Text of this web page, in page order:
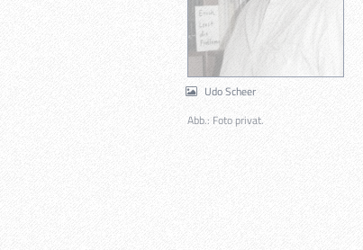
Udo Scheer
Abb.: Foto privat.